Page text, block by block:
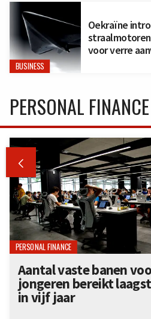
BUSINESS
Oekraïne
voor verre
PERSONAL FINANCE

PERSONAL FINANCE
Aantal vaste banen
jongeren bereikt
in vijf jaar